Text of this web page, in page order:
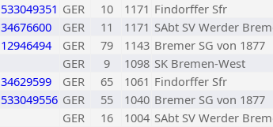
533049351 GER 10 1171 Findorffer Sfr
34676600 GER 11 1171 SAbt SV Werder
12946494 GER 79 1143 Bremer SG von 1877
GER 9 1098 SK Bremen-West
34629599 GER 65 1061 Findorffer Sfr
533049556 GER 55 1040 Bremer SG von 1877
GER 16 1004 SAbt SV Werder